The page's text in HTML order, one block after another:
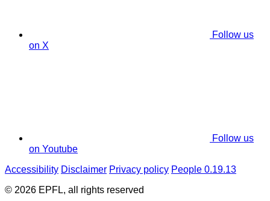
Follow us
on X
Follow us
on Youtube
Accessibility Disclaimer Privacy policy People 0.19.13
© 2026 EPFL, all rights reserved